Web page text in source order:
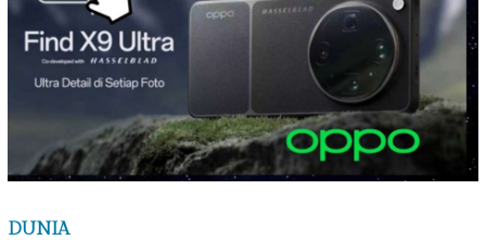
DUNIA